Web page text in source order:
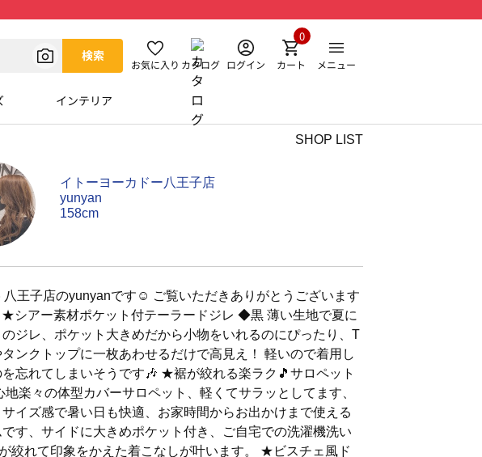
検索
お気に入り カタログ ログイン カート
0
メニュー
インテリア
SHOP LIST
イトーヨーカドー八王子店
yunyan
158cm
八王子店のyunyanです☺︎ ご覧いただきありがとうございます
アー素材ポケット付テーラードジレ ◆黒 薄い生地で夏に
ジレ、ポケット大きめだから小物をいれるのにぴったり、T
タンクトップに一枚あわせるだけで高見え！ 軽いので着用し
忘れてしまいそうです🎶 ★裾が絞れる楽ラク🎵サロペット
楽々の体型カバーサロペット、軽くてサラッとしてます、
イズ感で暑い日も快適、お家時間からお出かけまで使える
す、サイドに大きめポケット付き、ご自宅での洗濯機洗い
絞れて印象をかえた着こなしが叶います。 ★ビスチェ風ド